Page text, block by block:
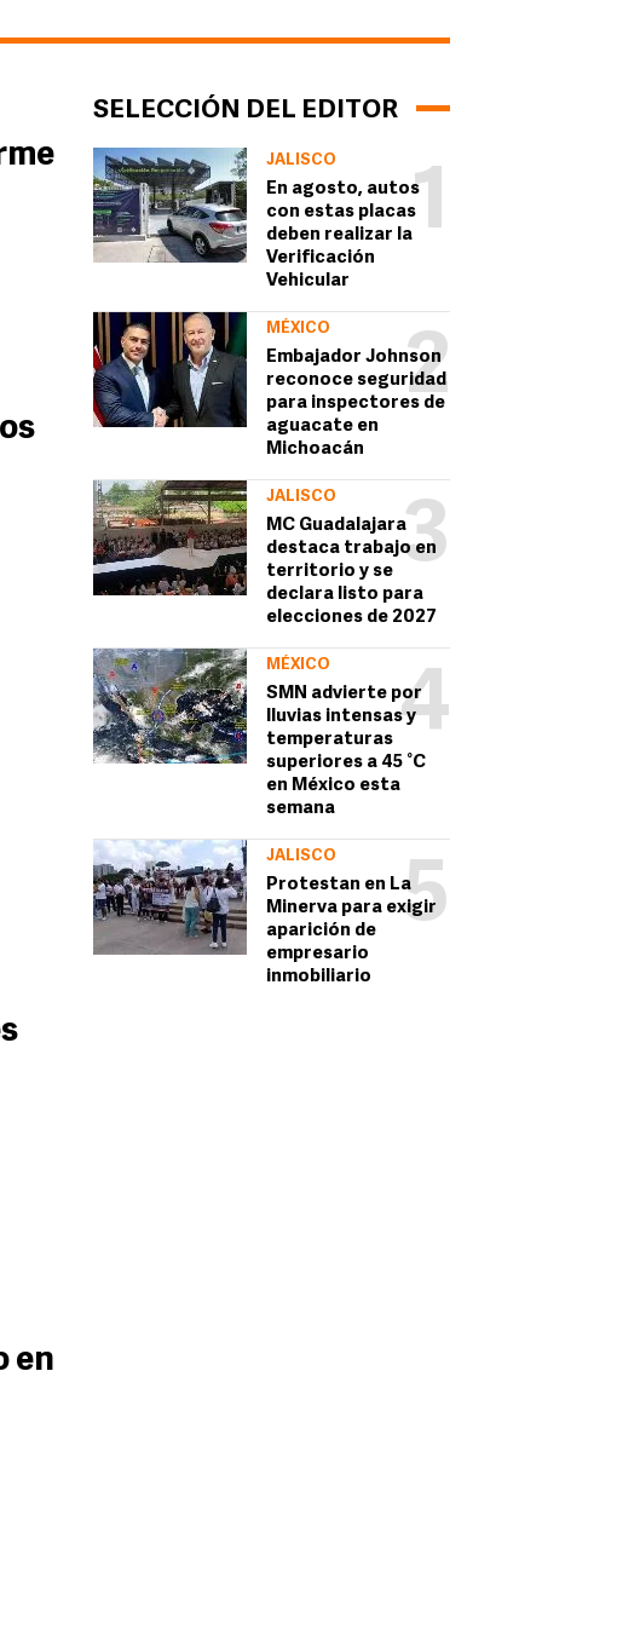
SELECCIÓN DEL EDITOR
1
JALISCO
En agosto, autos
con estas placas
deben realizar la
Verificación
Vehicular
2
MÉXICO
Embajador Johnson
reconoce seguridad
para inspectores de
aguacate en
Michoacán
3
JALISCO
MC Guadalajara
destaca trabajo en
territorio y se
declara listo para
elecciones de 2027
4
MÉXICO
SMN advierte por
lluvias intensas y
temperaturas
superiores a 45 °C
en México esta
semana
5
JALISCO
Protestan en La
Minerva para exigir
aparición de
empresario
inmobiliario
en